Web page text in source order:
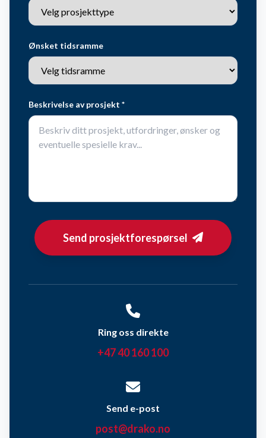
Ønsket tidsramme
Beskrivelse av prosjekt *
Send prosjektforespørsel
Ring oss direkte
+47 40 160 100
Send e-post
post@drako.no